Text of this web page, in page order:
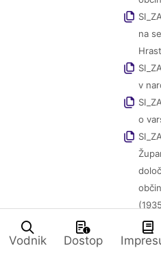
Vodnik Dostop
na
v
o
(1934-